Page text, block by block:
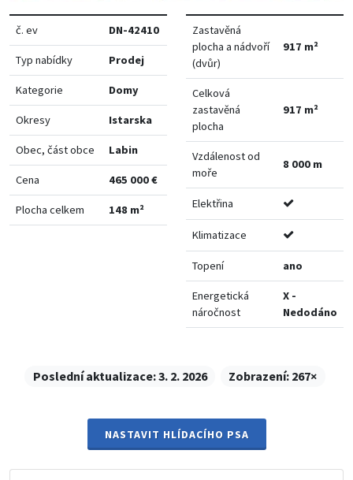
č. ev DN-42410
Typ nabídky Prodej
Kategorie Domy
Okresy Istarska
Obec, část obce Labin
Cena 465 000 €
Plocha celkem 148 m²
Zastavěná
plocha a nádvoří
(dvůr)
917 m²
Celková
zastavěná
plocha
917 m²
Vzdálenost od
moře
8 000 m
Elektřina
Klimatizace
Topení ano
Energetická
náročnost
X -
Nedodáno
Poslední aktualizace:3. 2. 2026 Zobrazení: 267×
NASTAVIT HLÍDACÍHO PSA